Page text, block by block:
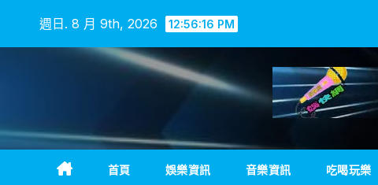
週日. 8 月 9th, 2026 12:56:17 PM
首頁 娛樂資訊 音樂資訊 吃喝玩樂